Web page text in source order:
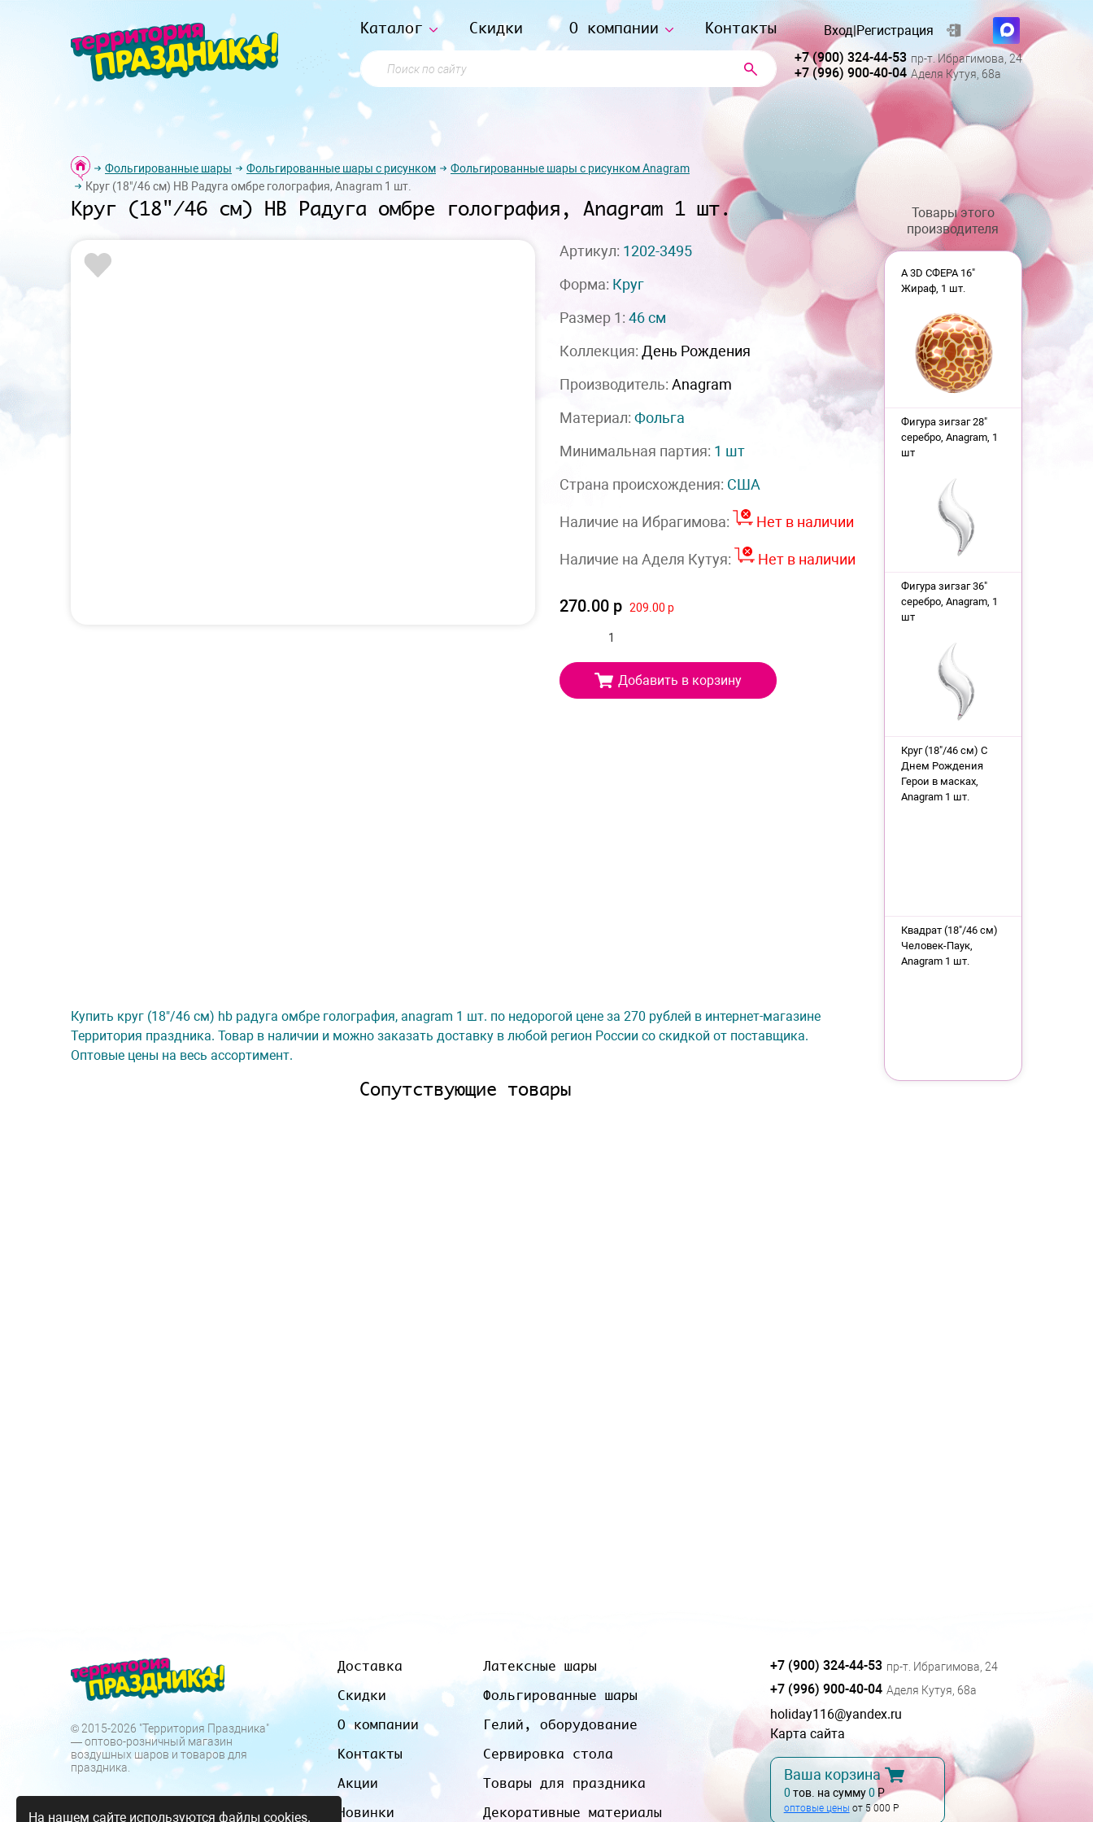
Каталог Скидки О компании Контакты
Поиск по сайту
Вход|Регистрация
+7 (900) 324-44-53 пр-т. Ибрагимова, 24
+7 (996) 900-40-04 Аделя Кутуя, 68а
Фольгированные шары Фольгированные шары с рисунком
Фольгированные шары с рисунком Anagram
Круг (18"/46 см) HB Радуга омбре голография, Anagram 1 шт.
Круг (18"/46 см) HB Радуга омбре голография, Anagram 1 шт.
Артикул: 1202-3495
Форма: Круг
Размер 1: 46 см
Коллекция: День Рождения
Производитель: Anagram
Материал: Фольга
Минимальная партия: 1 шт
Страна происхождения: США
Наличие на Ибрагимова: Нет в наличии
Наличие на Аделя Кутуя: Нет в наличии
270.00 р 209.00 р
Добавить в корзину
Купить круг (18"/46 см) hb радуга омбре голография, anagram 1 шт. по недорогой цене за 270 рублей в интернет-магазине
Территория праздника. Товар в наличии и можно заказать доставку в любой регион России со скидкой от поставщика.
Оптовые цены на весь ассортимент.
Сопутствующие товары
Товары этого
производителя
А 3D СФЕРА 16"
Жираф, 1 шт.
Фигура зигзаг 28"
серебро, Anagram, 1
шт
Фигура зигзаг 36"
серебро, Anagram, 1
шт
Круг (18"/46 см) С
Днем Рождения
Герои в масках,
Anagram 1 шт.
Квадрат (18"/46 см)
Человек-Паук,
Anagram 1 шт.
© 2015-2026 "Территория Праздника"
— оптово-розничный магазин
воздушных шаров и товаров для
праздника.
Доставка
Скидки
О компании
Контакты
Акции
Новинки
Латексные шары
Фольгированные шары
Гелий, оборудование
Сервировка стола
Товары для праздника
Декоративные материалы
+7 (900) 324-44-53 пр-т. Ибрагимова, 24
+7 (996) 900-40-04 Аделя Кутуя, 68а
holiday116@yandex.ru
Карта сайта
Ваша корзина
0 тов. на сумму0 Р
оптовые цены от 5 000 Р
На нашем сайте используются файлы cookies.